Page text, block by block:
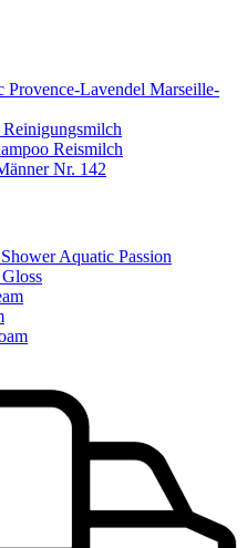
Lavendel Marseille-
Reismilch
Nr. 142
Aquatic Passion